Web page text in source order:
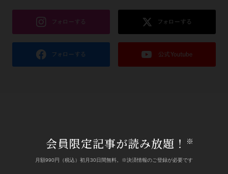
会員限定記事が読み放題！ ※
月額990円（税込）初月30日間無料。※決済情報のご登録が必要です